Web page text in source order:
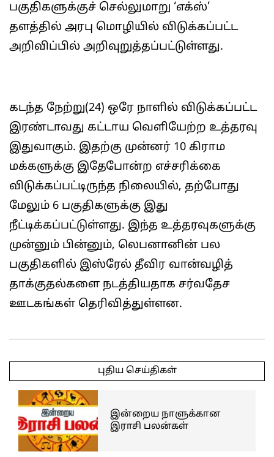
பகுதிகளுக்குச் செல்லுமாறு ‘எக்ஸ்’
தளத்தில் அரபு மொழியில் விடுக்கப்பட்ட
அறிவிப்பில் அறிவுறுத்தப்பட்டுள்ளது.
கடந்த நேற்று(24) ஒரே நாளில் விடுக்கப்பட்ட
இரண்டாவது கட்டாய வெளியேற்ற உத்தரவு
இதுவாகும். இதற்கு முன்னர் 10 கிராம
மக்களுக்கு இதேபோன்ற எச்சரிக்கை
விடுக்கப்பட்டிருந்த நிலையில், தற்போது
மேலும் 6 பகுதிகளுக்கு இது
நீட்டிக்கப்பட்டுள்ளது. இந்த உத்தரவுகளுக்கு
முன்னும் பின்னும், லெபனானின் பல
பகுதிகளில் இஸ்ரேல் தீவிர வான்வழித்
தாக்குதல்களை நடத்தியதாக சர்வதேச
ஊடகங்கள் தெரிவித்துள்ளன.
05-
புதிய செய்திகள்
இன்றைய நாளுக்கான
இராசி பலன்கள்